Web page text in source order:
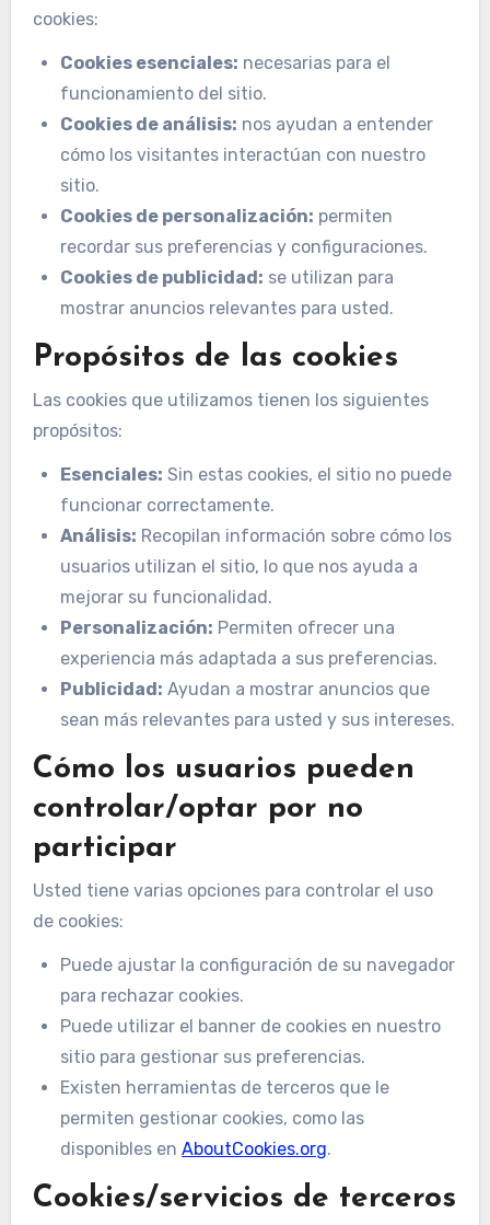
cookies:
Cookies esenciales: necesarias para el
funcionamiento del sitio.
Cookies de análisis: nos ayudan a entender
cómo los visitantes interactúan con nuestro
sitio.
Cookies de personalización: permiten
recordar sus preferencias y configuraciones.
Cookies de publicidad: se utilizan para
mostrar anuncios relevantes para usted.
Propósitos de las cookies
Las cookies que utilizamos tienen los siguientes
propósitos:
Esenciales: Sin estas cookies, el sitio no puede
funcionar correctamente.
Análisis: Recopilan información sobre cómo los
usuarios utilizan el sitio, lo que nos ayuda a
mejorar su funcionalidad.
Personalización: Permiten ofrecer una
experiencia más adaptada a sus preferencias.
Publicidad: Ayudan a mostrar anuncios que
sean más relevantes para usted y sus intereses.
Cómo los usuarios pueden
controlar/optar por no
participar
Usted tiene varias opciones para controlar el uso
de cookies:
Puede ajustar la configuración de su navegador
para rechazar cookies.
Puede utilizar el banner de cookies en nuestro
sitio para gestionar sus preferencias.
Existen herramientas de terceros que le
permiten gestionar cookies, como las
disponibles enAboutCookies.org.
Cookies/servicios de terceros